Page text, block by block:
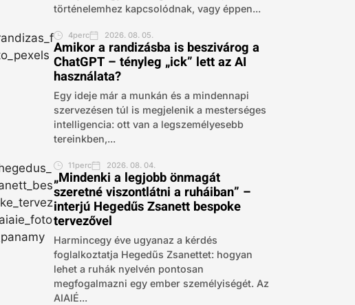
történelemhez kapcsolódnak, vagy éppen...
4perc 2026. 08. 05.
Amikor a randizásba is beszivárog a
ChatGPT – tényleg „ick” lett az AI
használata?
Egy ideje már a munkán és a mindennapi
szervezésen túl is megjelenik a mesterséges
intelligencia: ott van a legszemélyesebb
tereinkben,...
11perc 2026. 08. 04.
„Mindenki a legjobb önmagát
szeretné viszontlátni a ruháiban” –
interjú Hegedűs Zsanett bespoke
tervezővel
Harmincegy éve ugyanaz a kérdés
foglalkoztatja Hegedűs Zsanettet: hogyan
lehet a ruhák nyelvén pontosan
megfogalmazni egy ember személyiségét. Az
AIAIÉ...